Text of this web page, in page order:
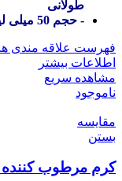
طولانی
- حجم 50 میلی لیتر
فهرست علاقه مندی
اطلاعات بیشتر
مشاهده سریع
ناموجود
مقایسه
بستن
کرم مرطوب کننده قوی